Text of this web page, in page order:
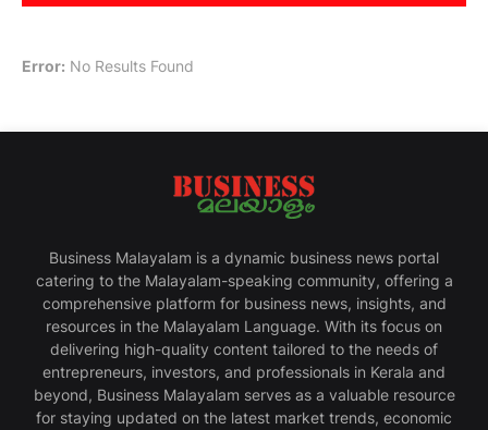
Error: No Results Found
Business Malayalam is a dynamic business news portal
catering to the Malayalam-speaking community, offering a
comprehensive platform for business news, insights, and
resources in the Malayalam Language. With its focus on
delivering high-quality content tailored to the needs of
entrepreneurs, investors, and professionals in Kerala and
beyond, Business Malayalam serves as a valuable resource
for staying updated on the latest market trends, economic